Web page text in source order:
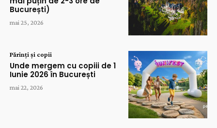
București)
mai 25, 2026
Părinți și copii
Unde mergem cu copiii de 1
Iunie 2026 în București
mai 22, 2026